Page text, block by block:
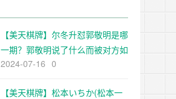
【美天棋牌】尔冬升怼郭敬明是哪
一期？郭敬明说了什么而被对方如
此对待
2024-07-16 0
【美天棋牌】松本いちか(松本一